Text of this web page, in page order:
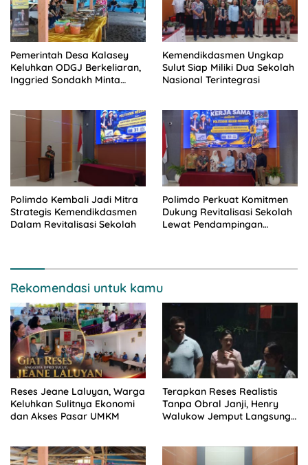
Pemerintah Desa Kalasey
Keluhkan ODGJ Berkeliaran,
Inggried Sondakh Minta
Kemendikdasmen Ungkap
Sulut Siap Miliki Dua Sekolah
Nasional Terintegrasi
Polimdo Kembali Jadi Mitra
Strategis Kemendikdasmen
Dalam Revitalisasi Sekolah
Polimdo Perkuat Komitmen
Dukung Revitalisasi Sekolah
Lewat Pendampingan
Rekomendasi untuk kamu
Reses Jeane Laluyan, Warga
Keluhkan Sulitnya Ekonomi
dan Akses Pasar UMKM
Terapkan Reses Realistis
Tanpa Obral Janji, Henry
Walukow Jemput Langsung